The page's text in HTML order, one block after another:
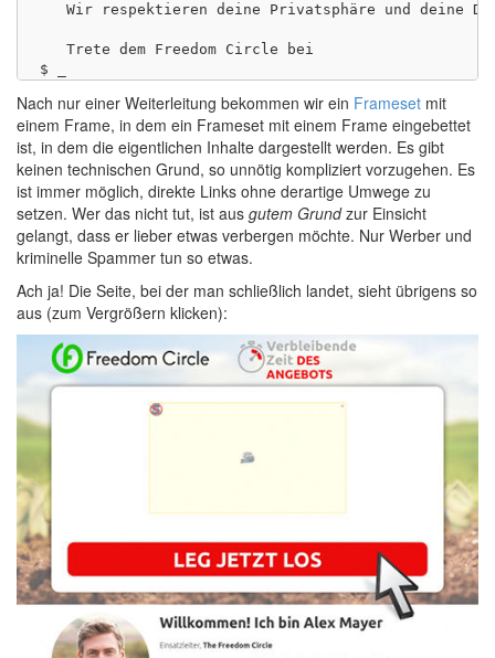
Wir respektieren deine Privatsphäre und deine
   Trete dem Freedom Circle bei
Nach nur einer Weiterleitung bekommen wir ein Frameset mit
einem Frame, in dem ein Frameset mit einem Frame eingebettet
ist, in dem die eigentlichen Inhalte dargestellt werden. Es gibt
keinen technischen Grund, so unnötig kompliziert vorzugehen. Es
ist immer möglich, direkte Links ohne derartige Umwege zu
setzen. Wer das nicht tut, ist aus gutem Grundzur Einsicht
gelangt, dass er lieber etwas verbergen möchte. Nur Werber und
kriminelle Spammer tun so etwas.
Ach ja! Die Seite, bei der man schließlich landet, sieht übrigens so
aus (zum Vergrößern klicken):